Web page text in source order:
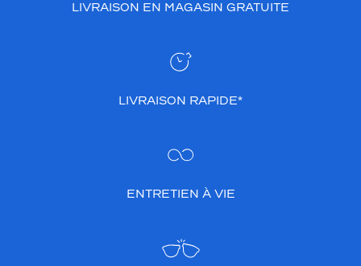
LIVRAISON EN MAGASIN GRATUITE
LIVRAISON RAPIDE*
ENTRETIEN À VIE